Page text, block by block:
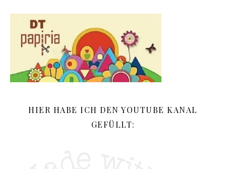
HIER HABE ICH DEN YOUTUBE KANAL
GEFÜLLT: